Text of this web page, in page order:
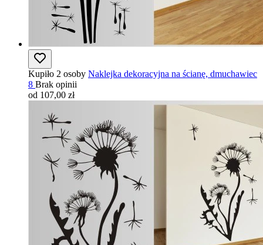
Kupiło 2 osoby Naklejka dekoracyjna na ścianę, dmuchawiec
8 Brak opinii
od 107,00 zł